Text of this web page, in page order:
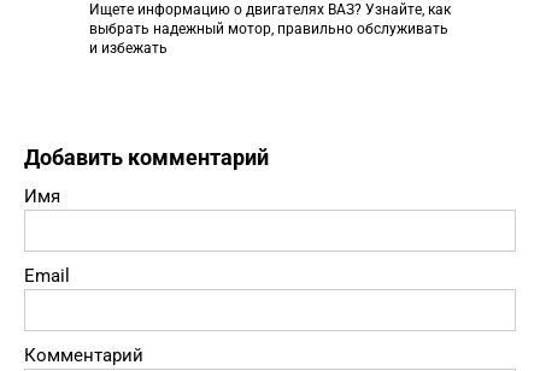
Ищете информацию о двигателях ВАЗ? Узнайте, как
выбрать надежный мотор, правильно обслуживать
и избежать
Добавить комментарий
Имя
Email
Комментарий